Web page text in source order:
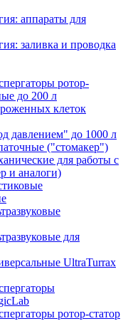
аппараты для
заливка и проводка
ротор-
до 200 л
клеток
давлением" до 1000 л
("стомакер")
для работы с
и аналоги)
для
UltraTurrax
ротор-статор